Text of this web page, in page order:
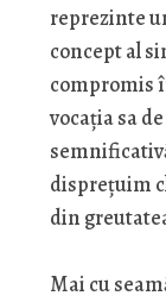
reprezinte
concept al
compromis
vocaţia sa
dispreţuim
din
Mai cu